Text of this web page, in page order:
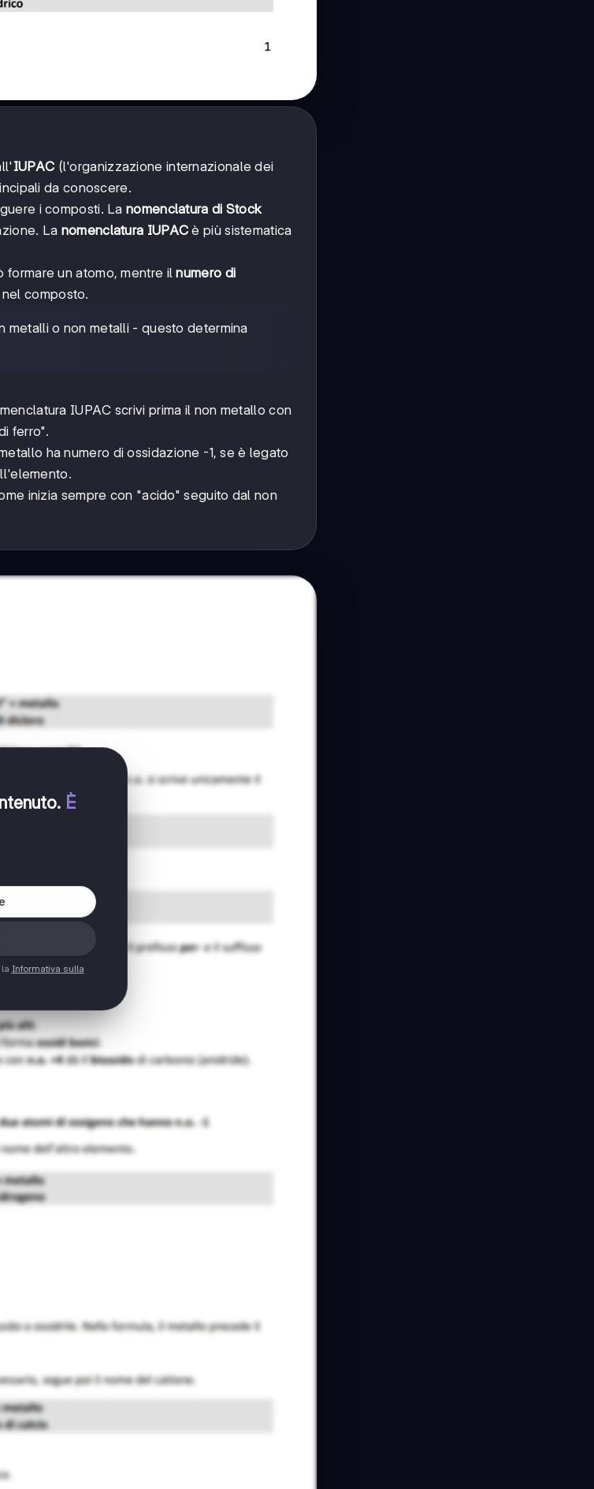
IUPAC (l'organizzazione internazionale dei
da conoscere.
i composti. Lanomenclatura di Stock
La nomenclatura IUPAC è più sistematica
formare un atomo, mentre ilnumero di
composto.
metalli o non metalli - questo determina
IUPAC scrivi prima il non metallo con
ferro".
ha numero di ossidazione -1, se è legato
inizia sempre con "acido" seguito dal non
. È
Informativa sulla